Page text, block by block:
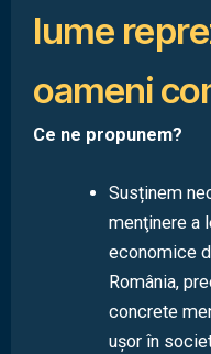
lume
oameni
Ce ne propunem?
Susținem
menţinere a
economice
România,
concrete
uşor în